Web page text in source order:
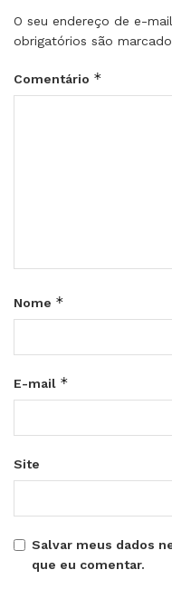
O seu endereço de e-
obrigatórios são
Comentário *
Nome *
E-mail *
Site
Salvar meus dados
que eu comentar.